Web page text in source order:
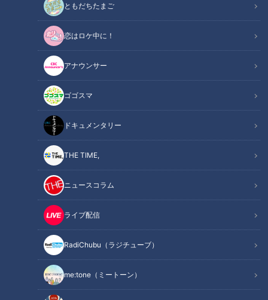
ともだちたまご
恋はロケ中に！
アナウンサー
ゴゴスマ
ドキュメンタリー
THE TIME,
ニュースコラム
ライブ配信
RadiChubu（ラジチューブ）
me:tone（ミートーン）
関連リンク
誰もいない時間の鉄棒練習
安田はぐるんぐるん
逆上がりに必要な力とは
足のかけ方が決め手？
オススメ関連コンテンツ
誰もいない時間の鉄棒練習
「キラキラほめデミー賞」は、日常でほめた、ほめられた、ほ
めたいと思った「ほメール」を紹介して、しろくじちゃんが勝
手に賞を送るコーナーです。
「継続は力なりで賞」に輝いたのは、Aさんの投稿です。